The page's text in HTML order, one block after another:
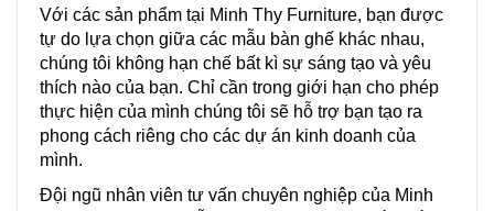
Với các sản phẩm tại Minh Thy Furniture, bạn được
tự do lựa chọn giữa các mẫu bàn ghế khác nhau,
chúng tôi không hạn chế bất kì sự sáng tạo và yêu
thích nào của bạn. Chỉ cần trong giới hạn cho phép
thực hiện của mình chúng tôi sẽ hỗ trợ bạn tạo ra
phong cách riêng cho các dự án kinh doanh của
mình.
Đội ngũ nhân viên tư vấn chuyên nghiệp của Minh